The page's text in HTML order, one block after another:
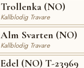
Trollenka (NO)
Kallblodig Travare
Alm Svarten (NO)
Kallblodig Travare
Edel (NO) T-23969